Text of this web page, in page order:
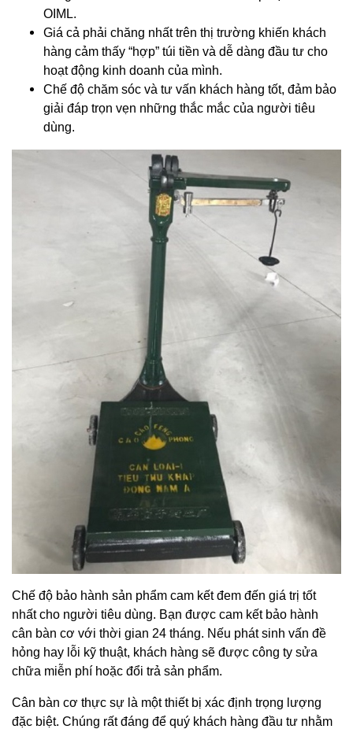
OIML.
Giá cả phải chăng nhất trên thị trường khiến khách
hàng cảm thấy “hợp” túi tiền và dễ dàng đầu tư cho
hoạt động kinh doanh của mình.
Chế độ chăm sóc và tư vấn khách hàng tốt, đảm bảo
giải đáp trọn vẹn những thắc mắc của người tiêu
dùng.
Chế độ bảo hành sản phẩm cam kết đem đến giá trị tốt
nhất cho người tiêu dùng. Bạn được cam kết bảo hành
cân bàn cơ với thời gian 24 tháng. Nếu phát sinh vấn đề
hỏng hay lỗi kỹ thuật, khách hàng sẽ được công ty sửa
chữa miễn phí hoặc đổi trả sản phẩm.
Cân bàn cơ thực sự là một thiết bị xác định trọng lượng
đặc biệt. Chúng rất đáng để quý khách hàng đầu tư nhằm